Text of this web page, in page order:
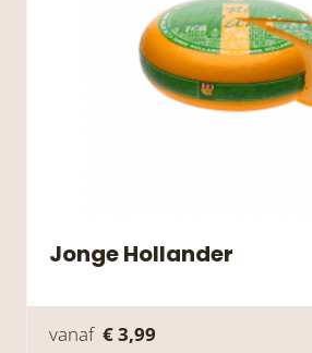
Jonge Hollander
vanaf € 3,99